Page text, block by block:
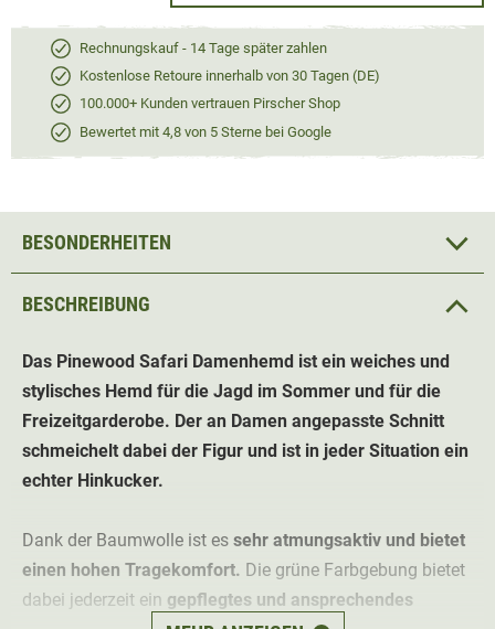
Rechnungskauf - 14 Tage später zahlen
Kostenlose Retoure innerhalb von 30 Tagen (DE)
100.000+ Kunden vertrauen Pirscher Shop
Bewertet mit 4,8 von 5 Sterne bei Google
BESCHREIBUNG
Das Pinewood Safari Damenhemd ist ein weiches und
stylisches Hemd für die Jagd im Sommer und für die
Freizeitgarderobe. Der an Damen angepasste Schnitt
schmeichelt dabei der Figur und ist in jeder Situation ein
echter Hinkucker.
Dank der Baumwolle ist es sehr atmungsaktiv und bietet
einen hohen Tragekomfort. Die grüne Farbgebung bietet
dabei jederzeit ein gepflegtes und ansprechendes
BESONDERHEITEN